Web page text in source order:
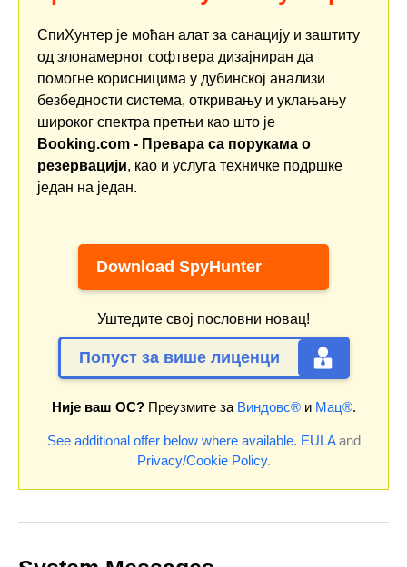
СпиХунтер је моћан алат за санацију и заштиту
од злонамерног софтвера дизајниран да
помогне корисницима у дубинској анализи
безбедности система, откривању и уклањању
широког спектра претњи као што је
Booking.com - Превара са порукама о
резервацији, као и услуга техничке подршке
један на један.
Download SpyHunter
Уштедите свој пословни новац!
Попуст за више лиценци
Није ваш ОС?Преузмите за Виндовс®и Мац®.
See additional offer below where available. EULAand
Privacy/Cookie Policy.